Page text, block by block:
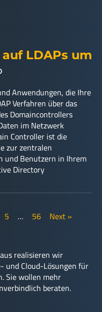
LDAPs um
Anwendungen, die Ihre
Verfahren über das
Domaincontrollers
im Netzwerk
Controller ist die
zur zentralen
und Benutzern in Ihrem
Directory
5 … 56 Next »
realisieren wir
Cloud-Lösungen für
Sie wollen mehr
beraten.